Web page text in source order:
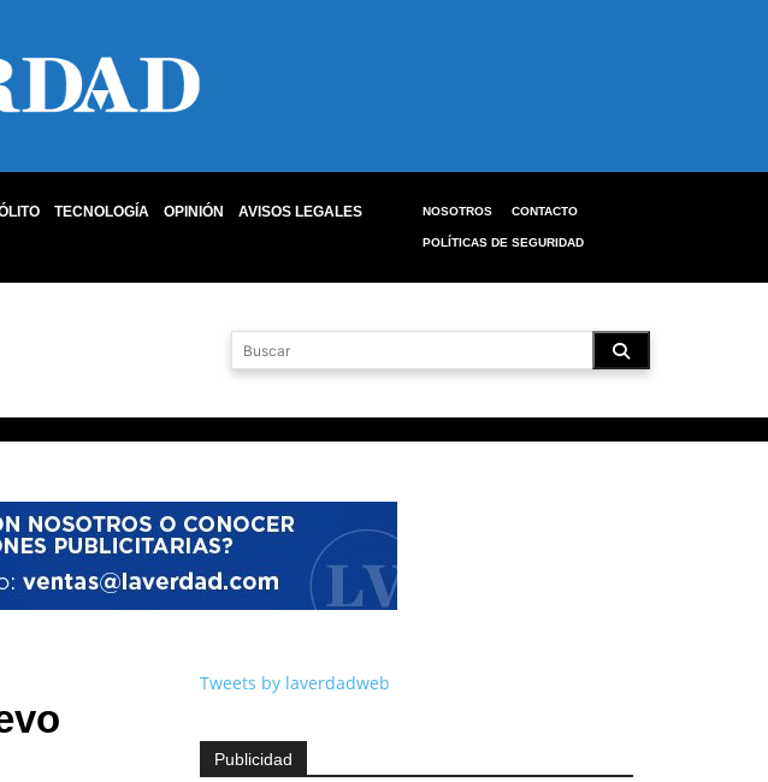
TECNOLOGÍA OPINIÓN
AVISOS LEGALES
NOSOTROS CONTACTO
POLÍTICAS DE SEGURIDAD
Tweets by laverdadweb
Publicidad